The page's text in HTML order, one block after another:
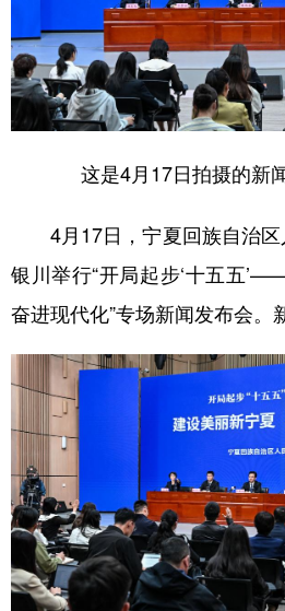
这是4月17日拍摄的新
4月17日，宁夏回族自治区
银川举行“开局起步‘十五五
奋进现代化”专场新闻发布会。